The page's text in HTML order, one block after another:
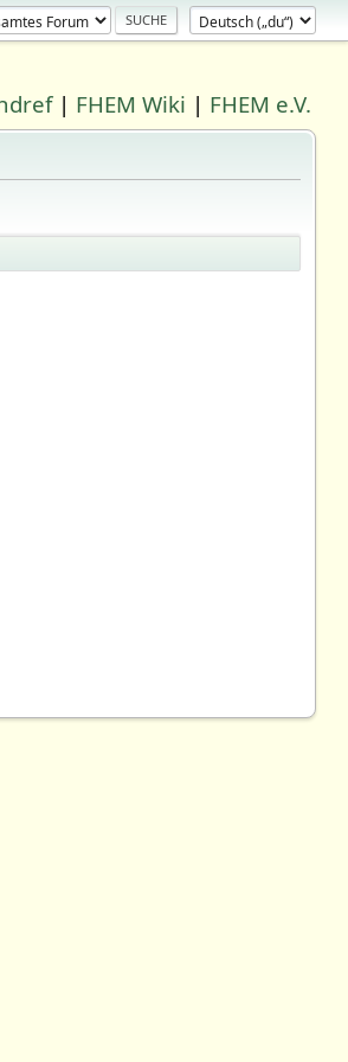
| FHEM Wiki | FHEM e.V.